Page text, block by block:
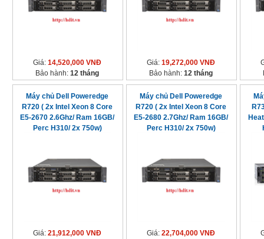
Giá:14,520,000 VNĐ
Bảo hành:12 tháng
Giá:19,272,000 VNĐ
Bảo hành:12 tháng
Máy chủ Dell Poweredge
R720 ( 2x Intel Xeon 8 Core
E5-2670 2.6Ghz/ Ram 16GB/
Perc H310/ 2x 750w)
Giá:21,912,000 VNĐ
Máy chủ Dell Poweredge
R720 ( 2x Intel Xeon 8 Core
E5-2680 2.7Ghz/ Ram 16GB/
Perc H310/ 2x 750w)
Giá:22,704,000 VNĐ